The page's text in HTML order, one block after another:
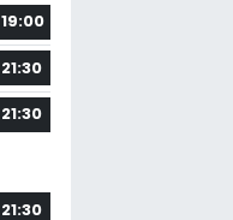
19:00
21:30
21:30
21:30